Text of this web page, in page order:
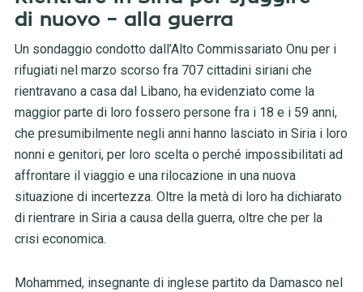
di nuovo – alla guerra
Un sondaggio condotto dall’Alto Commissariato Onu per i
rifugiati nel marzo scorso fra 707 cittadini siriani che
rientravano a casa dal Libano, ha evidenziato come la
maggior parte di loro fossero persone fra i 18 e i 59 anni,
che presumibilmente negli anni hanno lasciato in Siria i loro
nonni e genitori, per loro scelta o perché impossibilitati ad
affrontare il viaggio e una rilocazione in una nuova
situazione di incertezza. Oltre la metà di loro ha dichiarato
di rientrare in Siria a causa della guerra, oltre che per la
crisi economica.
Mohammed, insegnante di inglese partito da Damasco nel